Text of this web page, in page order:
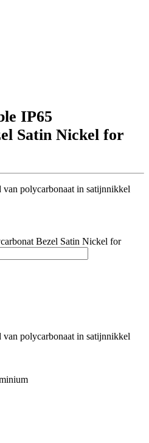
IP65
Satin Nickel for
polycarbonaat in satijnnikkel
Bezel Satin Nickel for
polycarbonaat in satijnnikkel